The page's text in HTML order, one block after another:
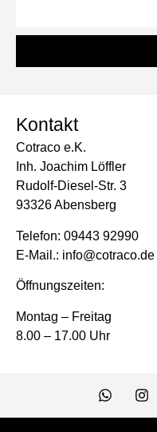
Kontakt
Cotraco e.K.
Inh. Joachim Löffler
Rudolf-Diesel-Str. 3
93326 Abensberg
Telefon: 09443 92990
E-Mail.: info@cotraco.de
Öffnungszeiten:
Montag – Freitag
8.00 – 17.00 Uhr